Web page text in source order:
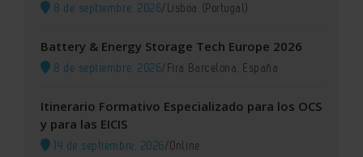
8 de septiembre, 2026/Lisboa (Portugal)
Battery & Energy Storage Tech Europe 2026
8 de septiembre, 2026/Fira Barcelona, España
Itinerario Formativo Especializado para los OCS
y para las EICIS
14 de septiembre, 2026/Online